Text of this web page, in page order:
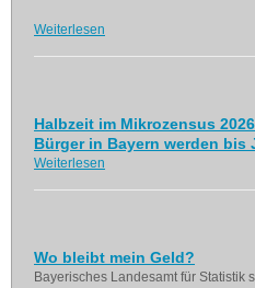
Weiterlesen
Halbzeit im Mikrozensus
Bürger in Bayern werden bis
Weiterlesen
Wo bleibt mein Geld?
Bayerisches Landesamt für Statistik